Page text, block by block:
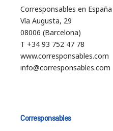
Corresponsables en España
Vía Augusta, 29
08006 (Barcelona)
T +34 93 752 47 78
www.corresponsables.com
info@corresponsables.com
Corresponsables